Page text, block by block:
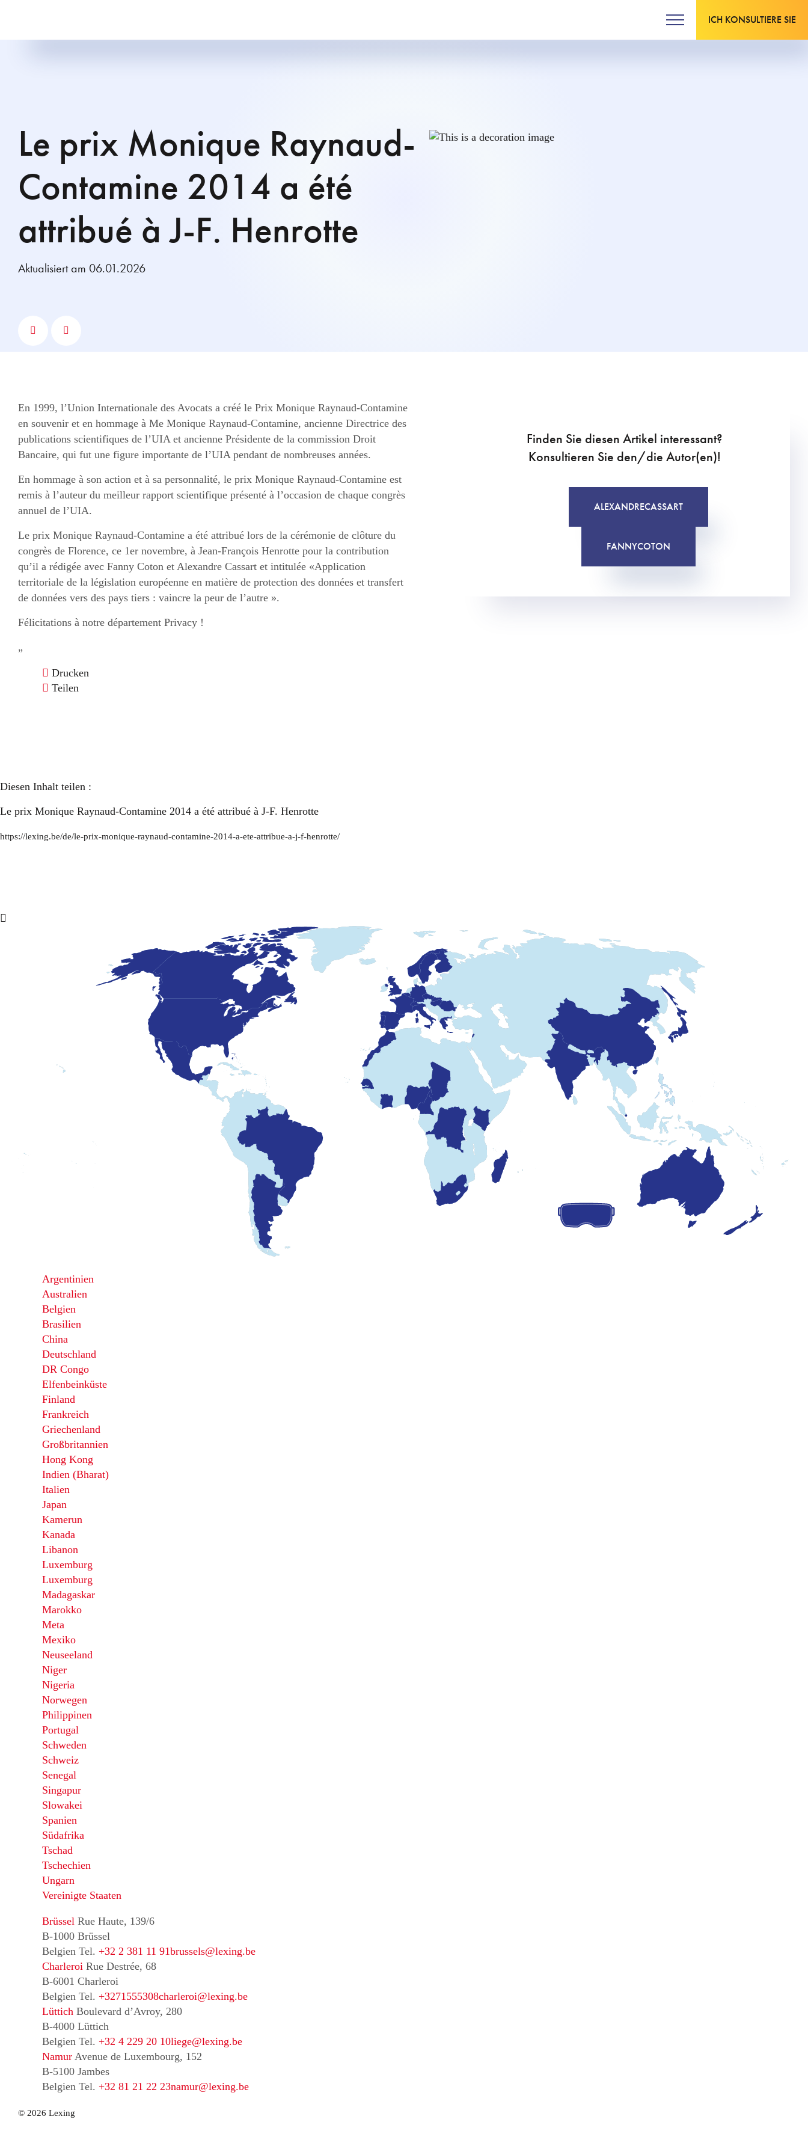
ICH KONSULTIERE SIE
Le prix Monique Raynaud-
Contamine 2014 a été
attribué à J-F. Henrotte
Aktualisiert am 06.01.2026
En 1999, l’Union Internationale des Avocats a créé le Prix Monique Raynaud-Contamine
en souvenir et en hommage à Me Monique Raynaud-Contamine, ancienne Directrice des
publications scientifiques de l’UIA et ancienne Présidente de la commission Droit
Bancaire, qui fut une figure importante de l’UIA pendant de nombreuses années.
En hommage à son action et à sa personnalité, le prix Monique Raynaud-Contamine est
remis à l’auteur du meilleur rapport scientifique présenté à l’occasion de chaque congrès
annuel de l’UIA.
Le prix Monique Raynaud-Contamine a été attribué lors de la cérémonie de clôture du
congrès de Florence, ce 1er novembre, à Jean-François Henrotte pour la contribution
qu’il a rédigée avec Fanny Coton et Alexandre Cassart et intitulée «Application
territoriale de la législation européenne en matière de protection des données et transfert
de données vers des pays tiers : vaincre la peur de l’autre ».
Félicitations à notre département Privacy !
„
Drucken
Teilen
Finden Sie diesen Artikel interessant?
Konsultieren Sie den/die Autor(en)!
ALEXANDRECASSART
FANNYCOTON
Diesen Inhalt teilen :
Le prix Monique Raynaud-Contamine 2014 a été attribué à J-F. Henrotte
https://lexing.be/de/le-prix-monique-raynaud-contamine-2014-a-ete-attribue-a-j-f-henrotte/
Argentinien
Australien
Belgien
Brasilien
China
Deutschland
DR Congo
Elfenbeinküste
Finland
Frankreich
Griechenland
Großbritannien
Hong Kong
Indien (Bharat)
Italien
Japan
Kamerun
Kanada
Libanon
Luxemburg
Luxemburg
Madagaskar
Marokko
Meta
Mexiko
Neuseeland
Niger
Nigeria
Norwegen
Philippinen
Portugal
Schweden
Schweiz
Senegal
Singapur
Slowakei
Spanien
Südafrika
Tschad
Tschechien
Ungarn
Vereinigte Staaten
Brüssel Rue Haute, 139/6
B-1000 Brüssel
Belgien Tel. +32 2 381 11 91brussels@lexing.be
Charleroi Rue Destrée, 68
B-6001 Charleroi
Belgien Tel. +3271555308charleroi@lexing.be
Lüttich Boulevard d’Avroy, 280
B-4000 Lüttich
Belgien Tel. +32 4 229 20 10liege@lexing.be
Namur Avenue de Luxembourg, 152
B-5100 Jambes
Belgien Tel. +32 81 21 22 23namur@lexing.be
© 2026 Lexing